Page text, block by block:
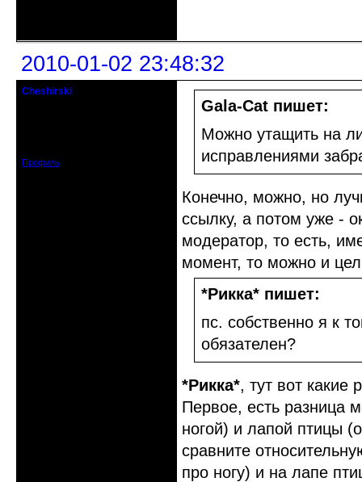
2010-01-02 23:48:32
Cheshirski
Профиль
Gala-Cat пишет:
Можно утащить на
исправлениями
Конечно, можно, но
ссылку, а потом уже -
модератор, то есть,
момент, то можно и
*Рикка* пишет:
пс. собственно я к
обязателен?
*Рикка*, тут вот какие
Первое, есть разница
ногой) и лапой птицы
сравните
про ногу) и на лапе